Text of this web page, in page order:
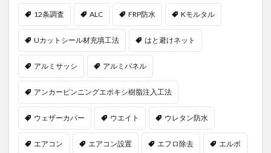
12条調査 ALC FRP防水 Kモルタル
Uカットシール材充填工法 はと避けネット
アルミサッシ アルミパネル
アンカーピンニングエポキシ樹脂注入工法
ウェザーカバー ウエイト ウレタン防水
エアコン エアコン設置 エフロ除去 エルボ